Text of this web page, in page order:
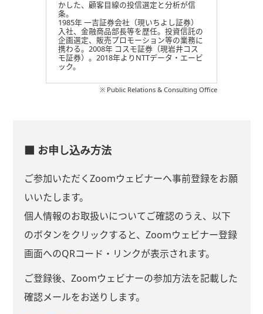
かした、顧客目線の投信選定と分析が信
条。
1985年 一吉証券会社（現いちよし証券）
入社、金融商品部長等を歴任。投資信託の
企画選定、販売プロモーション等の業務に
携わる。2008年 コスモ証券（現岩井コス
モ証券）。2018年よりNTTデータ・エービ
ック。
※ Public Relations & Consulting Office
■ お申し込み方法
ご参加いただくZoomウェビナーへ事前登録をお願
いいたします。
個人情報のお取扱いについてご確認のうえ、以下
のボタンをクリックすると、Zoomウェビナー登録
画面へのQRコード・リンクが表示されます。
ご登録後、Zoomウェビナーの参加方法を記載した
確認メールをお送りします。